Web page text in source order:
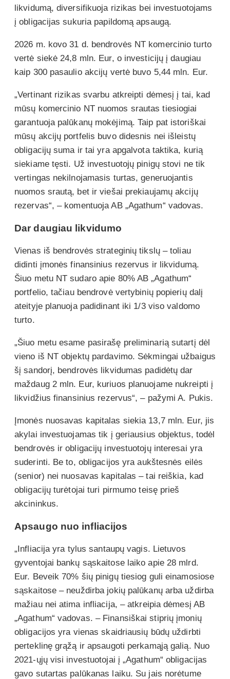
likvidumą, diversifikuoja rizikas bei investuotojams
į obligacijas sukuria papildomą apsaugą.
2026 m. kovo 31 d. bendrovės NT komercinio turto
vertė siekė 24,8 mln. Eur, o investicijų į daugiau
kaip 300 pasaulio akcijų vertė buvo 5,44 mln. Eur.
„Vertinant rizikas svarbu atkreipti dėmesį į tai, kad
mūsų komercinio NT nuomos srautas tiesiogiai
garantuoja palūkanų mokėjimą. Taip pat istoriškai
mūsų akcijų portfelis buvo didesnis nei išleistų
obligacijų suma ir tai yra apgalvota taktika, kurią
siekiame tęsti. Už investuotojų pinigų stovi ne tik
vertingas nekilnojamasis turtas, generuojantis
nuomos srautą, bet ir viešai prekiaujamų akcijų
rezervas“, – komentuoja AB „Agathum“ vadovas.
Dar daugiau likvidumo
Vienas iš bendrovės strateginių tikslų – toliau
didinti įmonės finansinius rezervus ir likvidumą.
Šiuo metu NT sudaro apie 80% AB „Agathum“
portfelio, tačiau bendrovė vertybinių popierių dalį
ateityje planuoja padidinant iki 1/3 viso valdomo
turto.
„Šiuo metu esame pasirašę preliminarią sutartį dėl
vieno iš NT objektų pardavimo. Sėkmingai užbaigus
šį sandorį, bendrovės likvidumas padidėtų dar
maždaug 2 mln. Eur, kuriuos planuojame nukreipti į
likvidžius finansinius rezervus“, – pažymi A. Pukis.
Įmonės nuosavas kapitalas siekia 13,7 mln. Eur, jis
akylai investuojamas tik į geriausius objektus, todėl
bendrovės ir obligacijų investuotojų interesai yra
suderinti. Be to, obligacijos yra aukštesnės eilės
(senior) nei nuosavas kapitalas – tai reiškia, kad
obligacijų turėtojai turi pirmumo teisę prieš
akcininkus.
Apsaugo nuo infliacijos
„Infliacija yra tylus santaupų vagis. Lietuvos
gyventojai bankų sąskaitose laiko apie 28 mlrd.
Eur. Beveik 70% šių pinigų tiesiog guli einamosiose
sąskaitose – neuždirba jokių palūkanų arba uždirba
mažiau nei atima infliacija, – atkreipia dėmesį AB
„Agathum“ vadovas. – Finansiškai stiprių įmonių
obligacijos yra vienas skaidriausių būdų uždirbti
perteklinę grąžą ir apsaugoti perkamąją galią. Nuo
2021-ųjų visi investuotojai į „Agathum“ obligacijas
gavo sutartas palūkanas laiku. Su jais norėtume